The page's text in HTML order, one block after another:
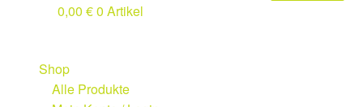
Design Studio
0,00 €0 Artikel
Shop
Alle Produkte